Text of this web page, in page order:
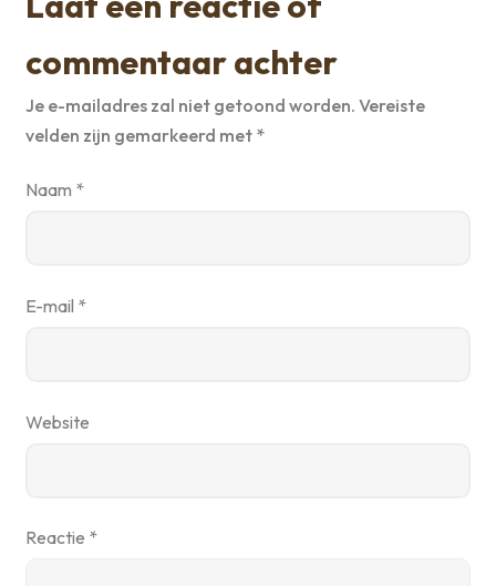
commentaar achter
Je e-mailadres zal niet getoond worden. Vereiste
velden zijn gemarkeerd met *
Naam *
E-mail *
Website
Reactie *